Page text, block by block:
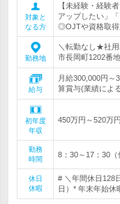
対象と
なる方
【未経験・経験
アップしたい」
◎OJTや資格取得
勤務地
＼転勤なし★社
市長岡町1202番
給与
月給300,000円～
算賞与(業績によ
初年度
年収
450万円～520万円
勤務
時間
8：30～17：30（
休日
休暇
# ＼年間休日128
日）* 年末年始休